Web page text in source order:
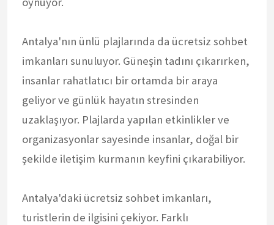
Antalya'nın ünlü plajlarında da ücretsiz sohbet
imkanları sunuluyor. Güneşin tadını çıkarırken,
insanlar rahatlatıcı bir ortamda bir araya
geliyor ve günlük hayatın stresinden
uzaklaşıyor. Plajlarda yapılan etkinlikler ve
organizasyonlar sayesinde insanlar, doğal bir
şekilde iletişim kurmanın keyfini çıkarabiliyor.
Antalya'daki ücretsiz sohbet imkanları,
turistlerin de ilgisini çekiyor. Farklı